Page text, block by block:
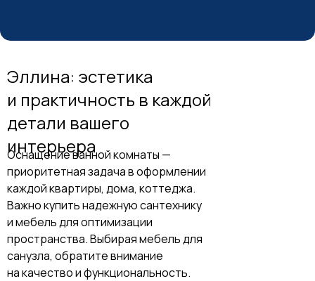
Эллина: эстетика
и практичность в каждой
детали вашего
интерьера
Оснащение ванной комнаты —
приоритетная задача в оформлении
каждой квартиры, дома, коттеджа.
Важно купить надежную сантехнику
и мебель для оптимизации
пространства. Выбирая мебель для
санузла, обратите внимание
на качество и функциональность.